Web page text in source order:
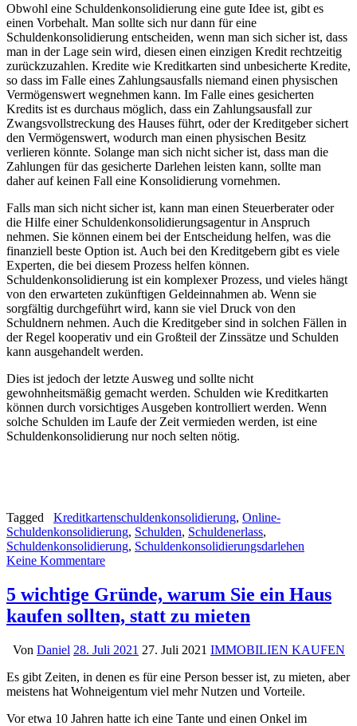
Obwohl eine Schuldenkonsolidierung eine gute Idee ist, gibt es
einen Vorbehalt. Man sollte sich nur dann für eine
Schuldenkonsolidierung entscheiden, wenn man sich sicher ist, dass
man in der Lage sein wird, diesen einen einzigen Kredit rechtzeitig
zurückzuzahlen. Kredite wie Kreditkarten sind unbesicherte Kredite,
so dass im Falle eines Zahlungsausfalls niemand einen physischen
Vermögenswert wegnehmen kann. Im Falle eines gesicherten
Kredits ist es durchaus möglich, dass ein Zahlungsausfall zur
Zwangsvollstreckung des Hauses führt, oder der Kreditgeber sichert
den Vermögenswert, wodurch man einen physischen Besitz
verlieren könnte. Solange man sich nicht sicher ist, dass man die
Zahlungen für das gesicherte Darlehen leisten kann, sollte man
daher auf keinen Fall eine Konsolidierung vornehmen.
Falls man sich nicht sicher ist, kann man einen Steuerberater oder
die Hilfe einer Schuldenkonsolidierungsagentur in Anspruch
nehmen. Sie können einem bei der Entscheidung helfen, was die
finanziell beste Option ist. Auch bei den Kreditgebern gibt es viele
Experten, die bei diesem Prozess helfen können.
Schuldenkonsolidierung ist ein komplexer Prozess, und vieles hängt
von den erwarteten zukünftigen Geldeinnahmen ab. Wenn sie
sorgfältig durchgeführt wird, kann sie viel Druck von den
Schuldnern nehmen. Auch die Kreditgeber sind in solchen Fällen in
der Regel kooperativ und ein Großteil der Zinssätze und Schulden
kann ausgehandelt werden.
Dies ist jedoch der letzte Ausweg und sollte nicht
gewohnheitsmäßig gemacht werden. Schulden wie Kreditkarten
können durch vorsichtiges Ausgeben kontrolliert werden. Wenn
solche Schulden im Laufe der Zeit vermieden werden, ist eine
Schuldenkonsolidierung nur noch selten nötig.
Tagged Kreditkartenschuldenkonsolidierung, Online-
Schuldenkonsolidierung, Schulden, Schuldenerlass,
Schuldenkonsolidierung, Schuldenkonsolidierungsdarlehen
Keine Kommentare
5 wichtige Gründe, warum Sie ein Haus
kaufen sollten, statt zu mieten
Von Daniel 28. Juli 2021 27. Juli 2021 IMMOBILIEN KAUFEN
Es gibt Zeiten, in denen es für eine Person besser ist, zu mieten, aber
meistens hat Wohneigentum viel mehr Nutzen und Vorteile.
Vor etwa 10 Jahren hatte ich eine Tante und einen Onkel im